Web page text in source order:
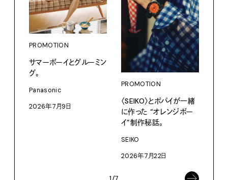
PROMOTION
サマーボーイとグルーミン
グ。
Panasonic
2026年7月9日
PROMOTION
〈SEIKO〉とポパイが一緒
に作った “オレンジボー
イ”制作秘話。
SEIKO
2026年7月22日